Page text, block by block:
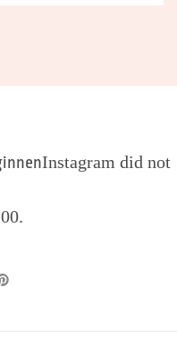
Instagram did not